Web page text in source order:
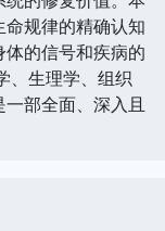
规律的精确认知
的信号和疾病的
、生理学、组织
部全面、深入且